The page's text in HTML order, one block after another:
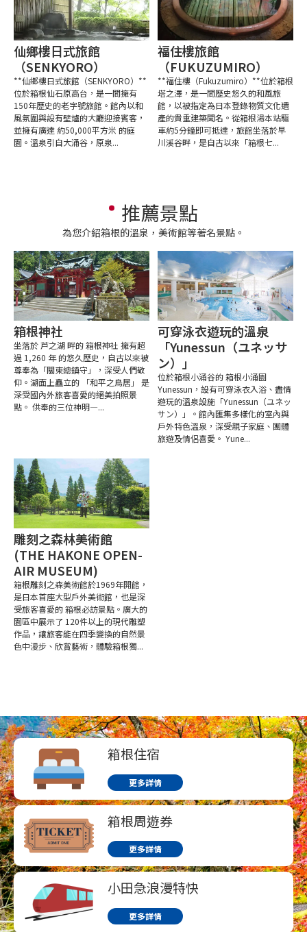
仙鄉樓日式旅館
（SENKYORO）
**仙鄉樓日式旅館（SENKYORO）**
位於箱根仙石原高台，是一間擁有
150年歷史的老字號旅館。館內以和
風氛圍與設有壁爐的大廳迎接賓客，
並擁有廣達 約50,000平方米 的庭
園。溫泉引自大涌谷，原泉...
福住樓旅館
（FUKUZUMIRO）
**福住樓（Fukuzumiro）**位於箱根
塔之澤，是一間歷史悠久的和風旅
館，以被指定為日本登錄物質文化遺
產的貴重建築聞名。從箱根湯本站驅
車約5分鐘即可抵達，旅館坐落於早
川溪谷畔，是自古以來「箱根七...
推薦景點
為您介紹箱根的溫泉，美術館等著名景點。
箱根神社
坐落於 芦之湖 畔的 箱根神社 擁有超
過 1,260 年 的悠久歷史，自古以來被
尊奉為「關東總鎮守」，深受人們敬
仰。湖面上矗立的 「和平之鳥居」 是
深受國內外旅客喜愛的絕美拍照景
點。 供奉的三位神明—...
可穿泳衣遊玩的溫泉
「Yunessun（ユネッサ
ン）」
位於箱根小涌谷的 箱根小涌園
Yunessun，設有可穿泳衣入浴、盡情
遊玩的溫泉設施「Yunessun（ユネッ
サン）」。館內匯集多樣化的室內與
戶外特色溫泉，深受親子家庭、團體
旅遊及情侶喜愛。 Yune...
雕刻之森林美術館
(THE HAKONE OPEN-
AIR MUSEUM)
箱根雕刻之森美術館於1969年開館，
是日本首座大型戶外美術館，也是深
受旅客喜愛的 箱根必訪景點。廣大的
園區中展示了 120件以上的現代雕塑
作品，讓旅客能在四季變換的自然景
色中漫步、欣賞藝術，體驗箱根獨...
箱根住宿
更多詳情
箱根周遊券
更多詳情
小田急浪漫特快
更多詳情